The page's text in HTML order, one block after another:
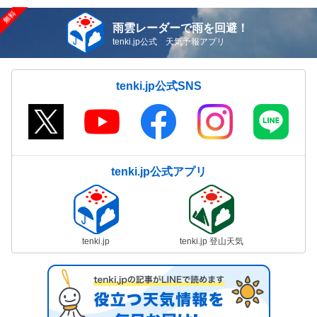
雨雲レーダーで雨を回避！
tenki.jp公式 天気予報アプリ
tenki.jp公式SNS
tenki.jp公式アプリ
tenki.jp tenki.jp 登山天気